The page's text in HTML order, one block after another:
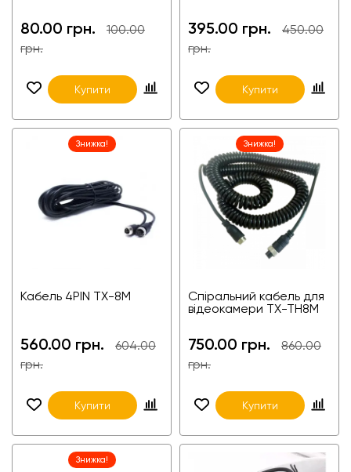
80.00 грн.
100.00
грн.
Купити
395.00 грн.
450.00
грн.
Купити
Знижка!
Кабель 4PIN TX-8M
560.00 грн.
604.00
грн.
Купити
Знижка!
Спіральний кабель для
відеокамери TX-TH8M
750.00 грн.
860.00
грн.
Купити
Знижка!